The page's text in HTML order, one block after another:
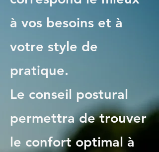
à vos besoins et à
votre style de
pratique.
Le conseil postural
permettra de trouver
le confort optimal à